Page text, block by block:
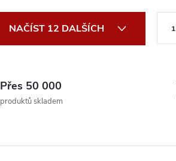
NAČÍST 12 DALŠÍCH 1
Přes 50 000
produktů skladem